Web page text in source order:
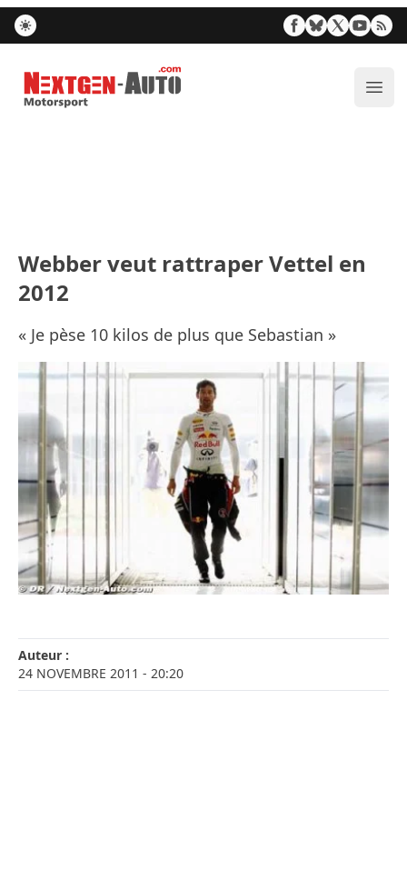
Nextgen-Auto.com
Webber veut rattraper Vettel en
2012
« Je pèse 10 kilos de plus que Sebastian »
Auteur :
24 NOVEMBRE 2011 - 20:20